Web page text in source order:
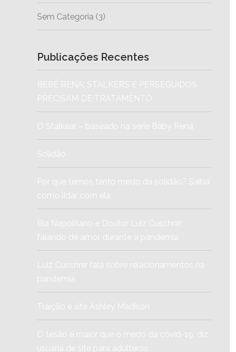
Sem Categoria (3)
Publicações Recentes
BEBÊ RENA: STALKERS E PERSEGUIDOS
PRECISAM DE TRATAMENTO
O Stalkear – baseado na série Baby Rena
Solidão
Por que temos tanto medo da solidão? Saiba
como lidar com ela
Bia Napolitano e Doutor Luiz Cuschnir:
falando de amor durante a pandemia
Luiz Cuschnir fala sobre relacionamentos na
pandemia
Traição e site Ashley Madison
O tesão é maior que o medo da covid-19, diz
usuária de site para adúlteros